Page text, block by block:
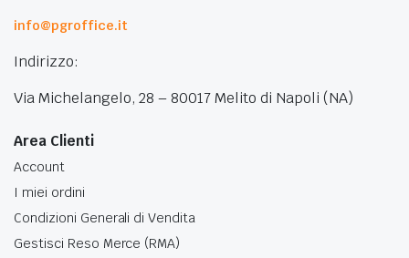
info@pgroffice.it
Indirizzo:
Via Michelangelo, 28 – 80017 Melito di Napoli (NA)
Area Clienti
Account
I miei ordini
Condizioni Generali di Vendita
Gestisci Reso Merce (RMA)